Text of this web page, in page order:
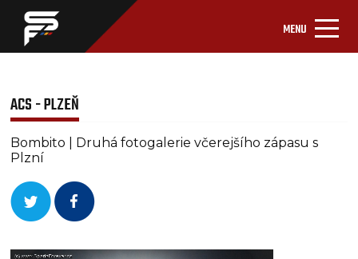
MENU
ACS - PLZEŇ
Bombito | Druhá fotogalerie včerejšího zápasu s
Plzní